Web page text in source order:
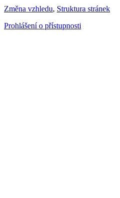
Změna vzhledu, Struktura stránek
Prohlášení o přístupnosti